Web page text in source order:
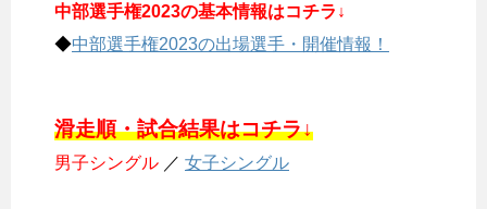
中部選手権2023の基本情報はコチラ↓
◆中部選手権2023の出場選手・開催情報！
滑走順・試合結果はコチラ↓
男子シングル ／ 女子シングル